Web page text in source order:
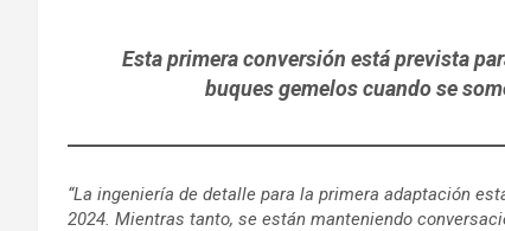
Esta primera conversión está prevista
buques gemelos cuando se
“La ingeniería de detalle para la primera adaptación
2024. Mientras tanto, se están manteniendo